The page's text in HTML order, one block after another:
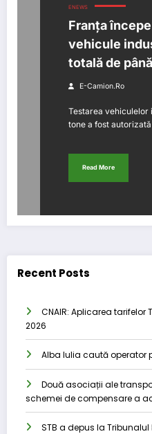
ENEWS
Franța
vehicule
totală de
E-Camion.ro
Testarea vehiculelor
tone a fost
Read More
Recent Posts
CNAIR: Aplicarea tarifelor
2026
Alba Iulia caută operator
Două asociații ale
schemei de compensare a
STB a depus la